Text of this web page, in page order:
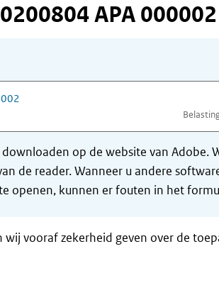
APA 000002
op de website van Adobe.
de reader. Wanneer u andere
openen, kunnen er fouten in het
vooraf zekerheid geven over de